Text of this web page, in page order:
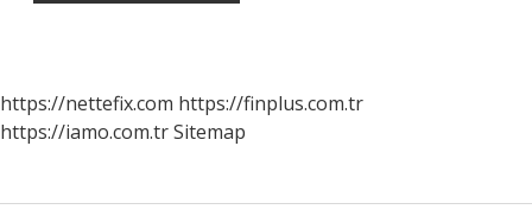
https://nettefix.com https://finplus.com.tr
https://iamo.com.trSitemap